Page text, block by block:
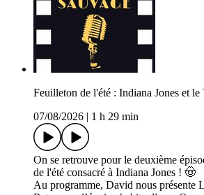
Feuilleton de l'été : Indiana Jones et
07/08/2026
1 h 29 min
On se retrouve pour le deuxième
de l'été consacré à Indiana Jones ! 🤠
Au programme, David nous présente